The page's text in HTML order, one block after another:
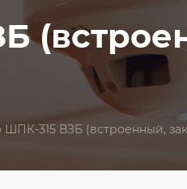
315 ВЗБ (встроенный,